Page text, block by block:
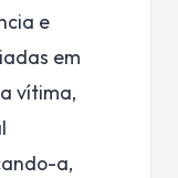
e
em
vítima,
a,